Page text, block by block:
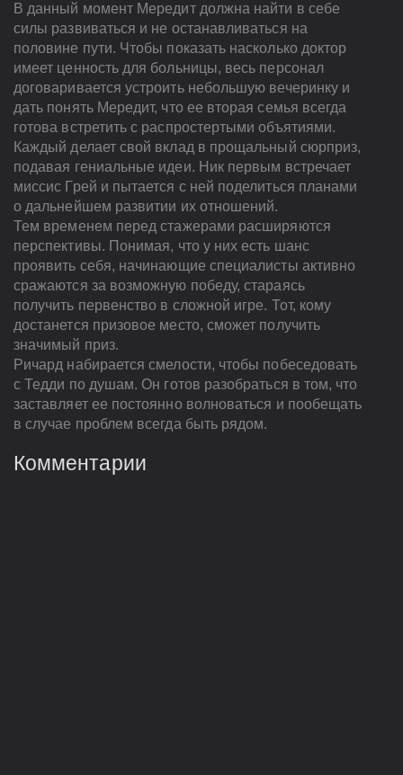
В данный момент Мередит должна найти в себе
силы развиваться и не останавливаться на
половине пути. Чтобы показать насколько доктор
имеет ценность для больницы, весь персонал
договаривается устроить небольшую вечеринку и
дать понять Мередит, что ее вторая семья всегда
готова встретить с распростертыми объятиями.
Каждый делает свой вклад в прощальный сюрприз,
подавая гениальные идеи. Ник первым встречает
миссис Грей и пытается с ней поделиться планами
о дальнейшем развитии их отношений.
Тем временем перед стажерами расширяются
перспективы. Понимая, что у них есть шанс
проявить себя, начинающие специалисты активно
сражаются за возможную победу, стараясь
получить первенство в сложной игре. Тот, кому
достанется призовое место, сможет получить
значимый приз.
Ричард набирается смелости, чтобы побеседовать
с Тедди по душам. Он готов разобраться в том, что
заставляет ее постоянно волноваться и пообещать
в случае проблем всегда быть рядом.
Комментарии